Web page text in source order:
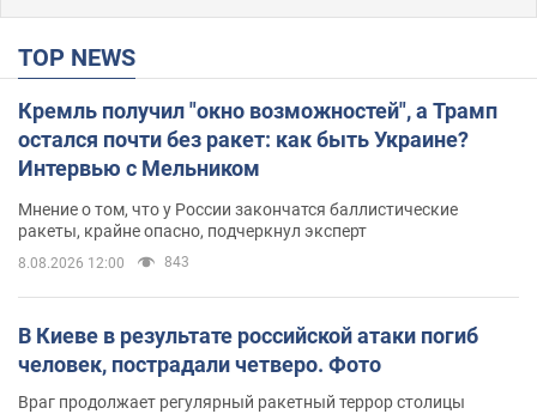
TOP NEWS
Кремль получил "окно возможностей", а Трамп
остался почти без ракет: как быть Украине?
Интервью с Мельником
Мнение о том, что у России закончатся баллистические
ракеты, крайне опасно, подчеркнул эксперт
8.08.2026 12:00 843
В Киеве в результате российской атаки погиб
человек, пострадали четверо. Фото
Враг продолжает регулярный ракетный террор столицы